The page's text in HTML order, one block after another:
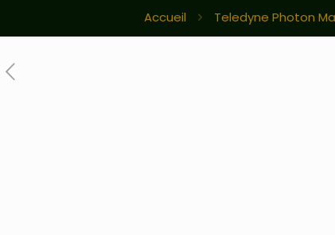
Accueil Teledyne Photon